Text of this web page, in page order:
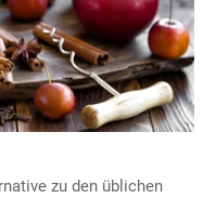
zu den üblichen